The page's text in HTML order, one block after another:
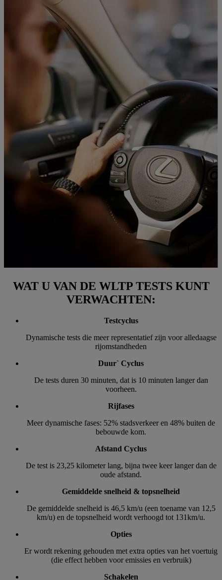
WAT U VAN DE WLTP TESTS KUNT
VERWACHTEN:
Testcyclus
Dynamische tests die meer representatief zijn voor alledaagse
rijomstandheden
Duur` Cyclus
De tests duren 30 minuten, dat is 10 minuten langer dan
voorheen.
Rijfases
Meer dynamische fases: 52% stadsverkeer en 48% buiten de
bebouwde kom.
Afstand Cyclus
De test is 23,25 kilometer lang, bijna twee keer langer dan de
oude afstand.
Gemiddelde snelheid & topsnelheid
De gemiddelde snelheid is 46,5 km/u (een toename van 12,5
km/u) en de topsnelheid wordt verhoogd tot 131km/u.
Opties
Er wordt rekening gehouden met extra opties van het voertuig
(die effect hebben voor emissies en verbruik)
Schakelen